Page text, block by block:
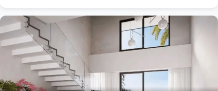
تجمع الوحدات السكنية بين التصميم الأنيق العصري
والإطلالة الساحرة.
ماستر بلان قرية توبان الجونة
أوراسكوم